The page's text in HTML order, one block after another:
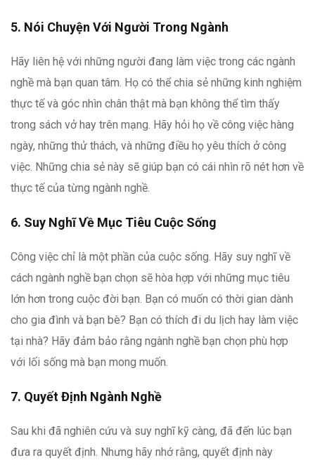
5. Nói Chuyện Với Người Trong Ngành
Hãy liên hệ với những người đang làm việc trong các ngành
nghề mà bạn quan tâm. Họ có thể chia sẻ những kinh nghiệm
thực tế và góc nhìn chân thật mà bạn không thể tìm thấy
trong sách vở hay trên mạng. Hãy hỏi họ về công việc hàng
ngày, những thử thách, và những điều họ yêu thích ở công
việc. Những chia sẻ này sẽ giúp bạn có cái nhìn rõ nét hơn về
thực tế của từng ngành nghề.
6. Suy Nghĩ Về Mục Tiêu Cuộc Sống
Công việc chỉ là một phần của cuộc sống. Hãy suy nghĩ về
cách ngành nghề bạn chọn sẽ hòa hợp với những mục tiêu
lớn hơn trong cuộc đời bạn. Bạn có muốn có thời gian dành
cho gia đình và bạn bè? Bạn có thích đi du lịch hay làm việc
tại nhà? Hãy đảm bảo rằng ngành nghề bạn chọn phù hợp
với lối sống mà bạn mong muốn.
7. Quyết Định Ngành Nghề
Sau khi đã nghiên cứu và suy nghĩ kỹ càng, đã đến lúc bạn
đưa ra quyết định. Nhưng hãy nhớ rằng, quyết định này